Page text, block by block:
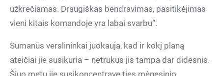
užkrečiamas. Draugiškas bendravimas, pasitikėjimas
vieni kitais komandoje yra labai svarbu“.
Sumanūs verslininkai juokauja, kad ir kokį planą
ateičiai jie susikuria – netrukus jis tampa dar didesnis.
Šiuo metu jie susikoncentravę ties mėnesinio